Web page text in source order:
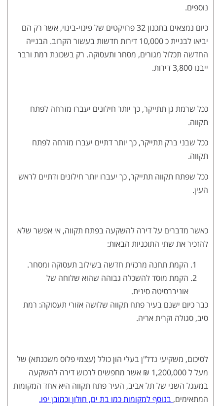
נוספים.
כיום נמצאים בתכנון 32 פרויקטים של פינוי-בינוי, אשר רק הם
יביאו לבניית כ 10,000 דירות חדשות בעשור הקרוב. הבנייה
החדשה תכלול מגורים, מסחר ותעסוקה. רק בשכונת רמת ורבר
ייבנו 3,800 דירות.
ככל שרמת גן תתייקר, כך יותר חילונים יעברו מזרחה לפתח
תקווה.
ככל שבני ברק תתייקר, כך יותר דתיים יעברו מזרחה לפתח
תקווה.
ככל שפתח תקווה תתייקר, כך יעברו יותר חילונים ודתיים לראש
העין.
כאשר מדברים על דירה להשקעה בפתח תקווה, אי אפשר שלא
להזכיר את שתי התוכניות הבאות:
הקמת תחנה מרכזית חדשה בשילוב תעסוקה ומסחר.
הקמת מוסד להשכלה גבוהה שהוא שלוחה של
אוניברסיטה סינית.
כבר כיום ישנם בעיר פתח תקווה שלושה אזורי תעסוקה: רמת
סיב, סגולה וקרית אריה.
לסיכום, משקיעי נדל"ן בעלי הון כולל (עצמי פלוס משכנתא) של
מעל ל 1,200,000 ₪ אשר מחפשים לרכוש דירה להשקעה
במעגל השני של תל אביב, העיר פתח תקווה היא אחד המקומות
המתאימים, בנוסף למקומות כמו בת ים, חולון וכמובן יפו.